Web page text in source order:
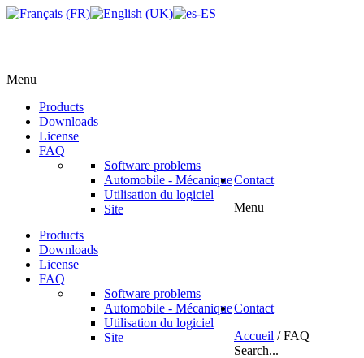
Menu
Products
Downloads
License
FAQ
Software problems
Automobile - Mécanique
Utilisation du logiciel
Site
Contact
Menu
Products
Downloads
License
FAQ
Software problems
Automobile - Mécanique
Utilisation du logiciel
Site
Contact
Accueil /FAQ
Search...